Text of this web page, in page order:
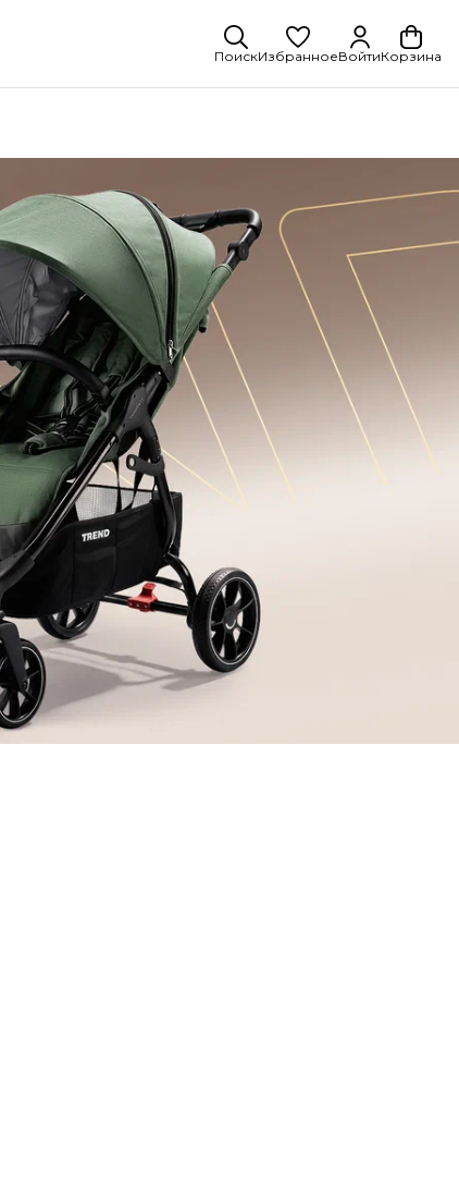
ПоискИзбранноеВойтиКорзина